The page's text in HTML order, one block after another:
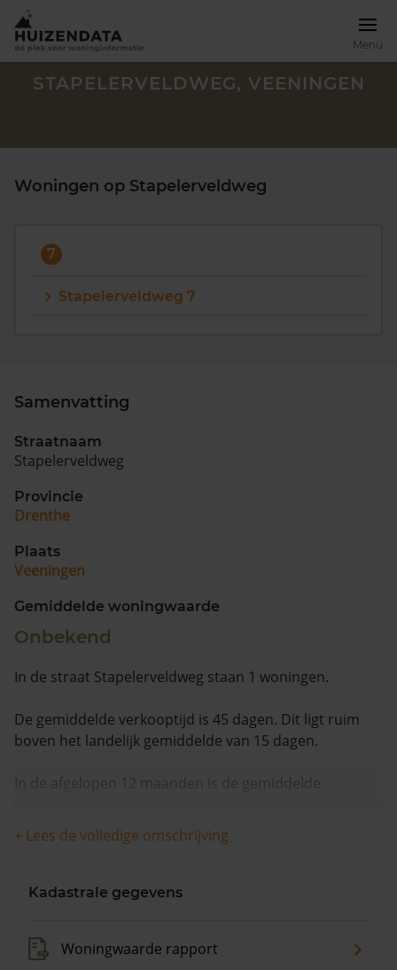
Menu
088 220 4200
Maandag t/m vrijdag - 08:00 -18:00
STAPELERVELDWEG, VEENINGEN
Woningen op Stapelerveldweg
7
Stapelerveldweg 7
Samenvatting
Straatnaam
Stapelerveldweg
Provincie
Drenthe
Plaats
Veeningen
Gemiddelde woningwaarde
Onbekend
In de straat Stapelerveldweg staan 1 woningen.
De gemiddelde verkooptijd is 45 dagen. Dit ligt ruim
boven het landelijk gemiddelde van 15 dagen.
In de afgelopen 12 maanden is de gemiddelde
+ Lees de volledige omschrijving
Kadastrale gegevens
Woningwaarde rapport